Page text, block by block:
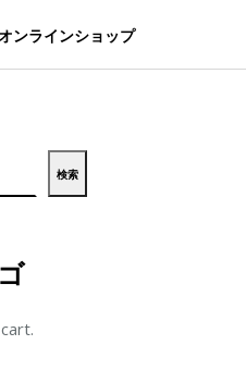
ンラインショップ
検索